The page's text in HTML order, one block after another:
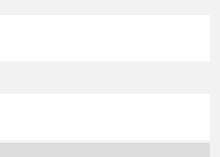
はつ LocalShin Anjō(NH17)いき
52分はつ LocalShin